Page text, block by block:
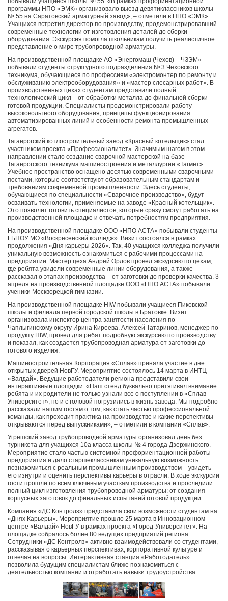
программы НПО «ЭМК» организовало выезд девятиклассников школы
№ 55 на Саратовский арматурный завод», – отметили в НПО «ЭМК».
Учащихся встретил директор по производству, продемонстрировавший
современные технологии от изготовления деталей до сборки
оборудования. Экскурсия помогла школьникам получить реалистичное
представление о мире трубопроводной арматуры.
На производственной площадке АО «Энергомаш (Чехов) – ЧЗЭМ»
побывали студенты структурного подразделения № 3 Чеховского
техникума, обучающиеся по профессиям «электромонтер по ремонту и
обслуживанию электрооборудования» и «мастер слесарных работ». В
производственных цехах студентам представили полный
технологический цикл – от обработки металла до финальной сборки
готовой продукции. Специалисты продемонстрировали работу
высоковольтного оборудования, принципы функционирования
автоматизированных линий и особенности ремонта промышленных
агрегатов.
Таганрогский котлостроительный завод «Красный котельщик» стал
участником проекта «Профессионалитет». Значимым шагом в этом
направлении стало создание сварочной мастерской на базе
Таганрогского техникума машиностроения и металлургии «Тагмет».
Учебное пространство оснащено десятью современными сварочными
постами, которые соответствуют образовательным стандартам и
требованиям современной промышленности. Здесь студенты,
обучающиеся по специальности «Сварочное производство», будут
осваивать технологии, применяемые на заводе «Красный котельщик».
Это позволит готовить специалистов, которые сразу смогут работать на
производственной площадке и отвечать потребностям предприятия.
На производственной площадке ООО «НПО АСТА» побывали студенты
ГБПОУ МО «Воскресенский колледж». Визит состоялся в рамках
продолжения «Дня карьеры 2026». Так, 40 учащихся колледжа получили
уникальную возможность ознакомиться с рабочими процессами на
предприятии. Мастер цеха Андрей Орлов провел экскурсию по цехам,
где ребята увидели современные линии оборудования, а также
рассказал о этапах производства – от заготовки до проверки качества. 3
апреля на производственной площадке ООО «НПО АСТА» побывали
ученики Москворецкой гимназии.
На производственной площадке HIW побывали учащиеся Пиковской
школы и филиала первой городской школы в Братовке. Визит
организовала инспектор центра занятости населения по
Чаплыгинскому округу Ирина Киреева. Алексей Татаринов, менеджер по
продукту HIW, провел для ребят подробную экскурсию по производству
и показал, как создается трубопроводная арматура от заготовки до
готового изделия.
Машиностроительная Корпорация «Сплав» приняла участие в дне
открытых дверей НовГУ. Мероприятие состоялось 14 марта в ИНТЦ
«Валдай». Ведущие работодатели региона представили свои
интерактивные площадки. «Наш стенд буквально притягивал внимание:
ребята и их родители не только узнали все о поступлении в «Сплав-
Университет», но и с головой погрузились в жизнь завода. Мы подробно
рассказали нашим гостям о том, как стать частью профессиональной
команды, как проходит практика на производстве и какие перспективы
открываются перед выпускниками», – отметили в компании «Сплав».
Угрешский завод трубопроводной арматуры организовал день без
турникета для учащихся 10а класса школы № 4 города Дзержинского.
Мероприятие стало частью системной профориентационной работы
предприятия и дало старшеклассникам уникальную возможность
познакомиться с реальным промышленным производством – увидеть
его изнутри и оценить перспективы карьеры в отрасли. В ходе экскурсии
гости прошли по всем ключевым участкам производства и проследили
полный цикл изготовления трубопроводной арматуры: от создания
корпусных заготовок до финальных испытаний готовой продукции.
Компания «ДС Контролз» представила свои возможности студентам на
«Днях Карьеры». Мероприятие прошло 25 марта в Инновационном
центре «Валдай» НовГУ в рамках проекта «Город-Университет». На
площадке собралось более 80 ведущих предприятий региона.
Сотрудники «ДС Контролз» активно взаимодействовали со студентами,
рассказывая о карьерных перспективах, корпоративной культуре и
отвечая на вопросы. Интерактивная станция «Работодатель»
позволила будущим специалистам ближе познакомиться с
деятельностью компании и отработать навыки трудоустройства.